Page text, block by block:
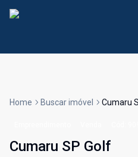
Home Buscar imóvel Cumaru
Cumaru SP Golf